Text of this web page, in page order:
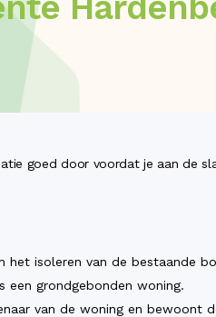
goed door voordat je aan de
het isoleren van de bestaande
een grondgebonden woning.
van de woning en bewoont